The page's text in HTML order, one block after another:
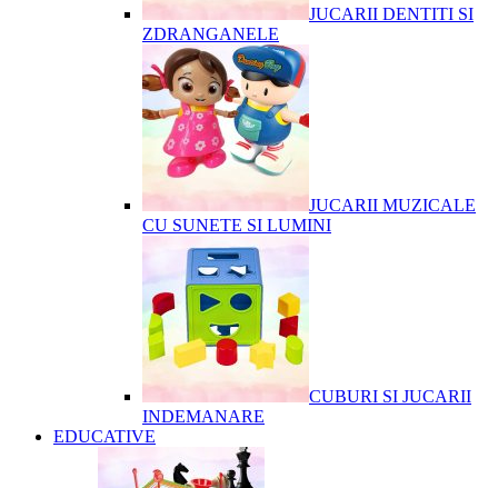
JUCARII DENTITI SI
ZDRANGANELE
JUCARII MUZICALE
CU SUNETE SI LUMINI
CUBURI SI JUCARII
INDEMANARE
EDUCATIVE